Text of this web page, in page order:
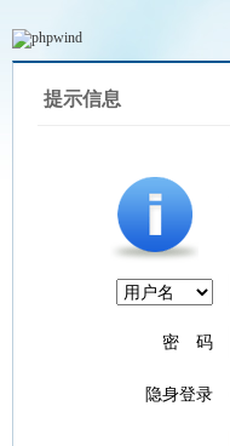
提示信息
密 码
隐身登录